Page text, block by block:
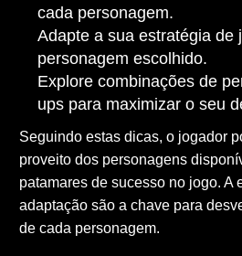
cada personagem.
Adapte a sua estratégia de
personagem escolhido.
Explore combinações de
ups para maximizar o seu
Seguindo estas dicas, o jogador
proveito dos personagens
patamares de sucesso no jogo. A
adaptação são a chave para
de cada personagem.